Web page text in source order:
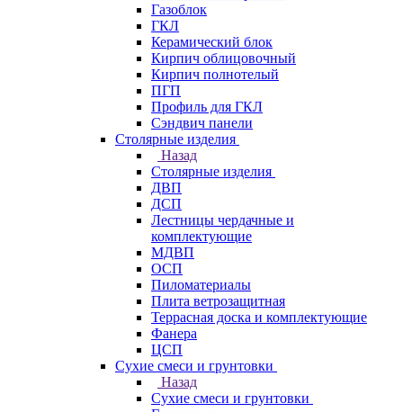
Газоблок
ГКЛ
Керамический блок
Кирпич облицовочный
Кирпич полнотелый
ПГП
Профиль для ГКЛ
Сэндвич панели
Столярные изделия
Назад
Столярные изделия
ДВП
ДСП
Лестницы чердачные и
комплектующие
МДВП
ОСП
Пиломатериалы
Плита ветрозащитная
Террасная доска и комплектующие
Фанера
ЦСП
Сухие смеси и грунтовки
Назад
Сухие смеси и грунтовки